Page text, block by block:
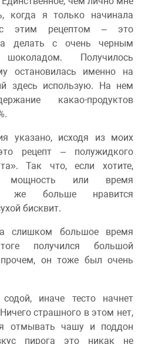
когда я только начинала
с этим рецептом – это
делать с очень черным
Получилось
остановилась именно на
здесь использую. На нем
какао-продуктов
указано, исходя из моих
рецепт – полужидкого
Так что, если хотите,
мощность или время
же больше нравится
бисквит.
слишком большое время
получился большой
он тоже был очень
иначе тесто начнет
страшного в этом нет,
отмывать чашу и поддон
пирога это никак не